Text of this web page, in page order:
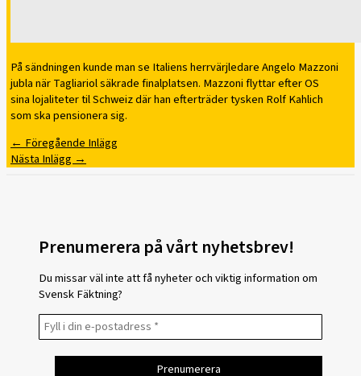
På sändningen kunde man se Italiens herrvärjledare Angelo Mazzoni
jubla när Tagliariol säkrade finalplatsen. Mazzoni flyttar efter OS
sina lojaliteter til Schweiz där han efterträder tysken Rolf Kahlich
som ska pensionera sig.
←Föregående Inlägg
Nästa Inlägg→
Prenumerera på vårt nyhetsbrev!
Du missar väl inte att få nyheter och viktig information om
Svensk Fäktning?